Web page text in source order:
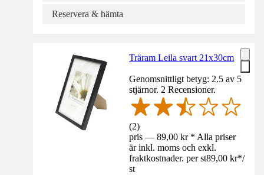
Reservera & hämta
Träram Leila svart 21x30cm
Genomsnittligt betyg: 2.5 av 5
stjärnor. 2 Recensioner.
(2)
pris — 89,00 kr * Alla priser
är inkl. moms och exkl.
fraktkostnader. per st89,00 kr*/
st